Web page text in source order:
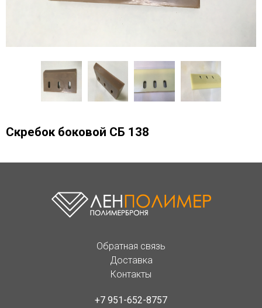
Скребок боковой СБ 138
Обратная связь
Доставка
Контакты
+7 951-652-8757